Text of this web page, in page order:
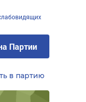
Партии
в партию